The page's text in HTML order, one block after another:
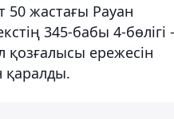
50 жастағы Рауан
345-бабы 4-бөлігі
қозғалысы ережесін
қаралды.